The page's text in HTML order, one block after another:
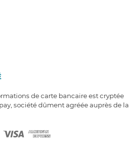
de carte bancaire est cryptée
société dûment agréée auprès de la